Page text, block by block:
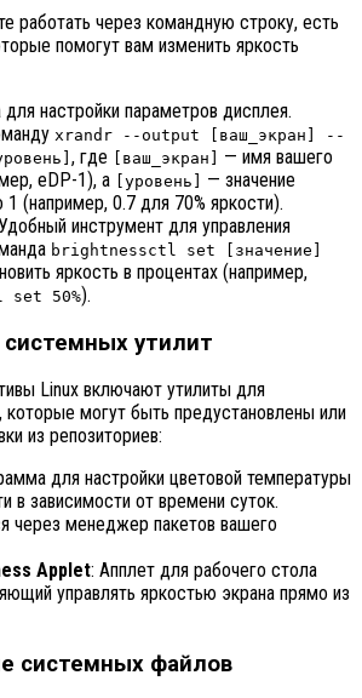
работать через командную строку, есть
помогут вам изменить яркость
для настройки параметров дисплея.
xrandr --output [ваш_экран] --
, где [ваш_экран]
— имя вашего
eDP-1), а
[уровень]
— значение
1 (например, 0.7 для 70% яркости).
инструмент для управления
brightnessctl set [значение]
яркость в процентах (например,
set 50%).
утилит
Linux включают утилиты для
которые могут быть предустановлены или
из репозиториев:
для настройки цветовой температуры
в зависимости от времени суток.
через менеджер пакетов вашего
Applet: Апплет для рабочего стола
управлять яркостью экрана прямо из
системных файлов